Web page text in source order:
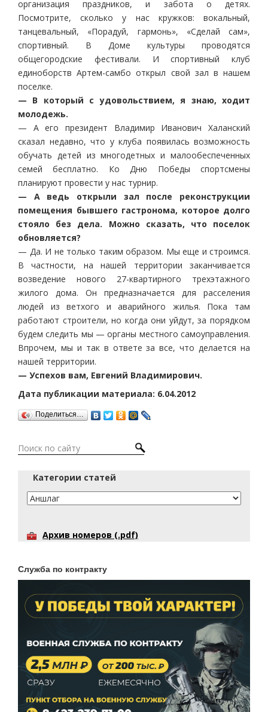
организация праздников, и забота о детях.
Посмотрите, сколько у нас кружков: вокальный,
танцевальный, «Порадуй, гармонь», «Сделай сам»,
спортивный. В Доме культуры проводятся
общегородские фестивали. И спортивный клуб
единоборств Артем-самбо открыл свой зал в нашем
поселке.
— В который с удовольствием, я знаю, ходит
молодежь.
— А его президент Владимир Иванович Халанский
сказал недавно, что у клуба появилась возможность
обучать детей из многодетных и малообеспеченных
семей бесплатно. Ко Дню Победы спортсмены
планируют провести у нас турнир.
— А ведь открыли зал после реконструкции
помещения бывшего гастронома, которое долго
стояло без дела. Можно сказать, что поселок
обновляется?
— Да. И не только таким образом. Мы еще и строимся.
В частности, на нашей территории заканчивается
возведение нового 27-квартирного трехэтажного
жилого дома. Он предназначается для расселения
людей из ветхого и аварийного жилья. Пока там
работают строители, но когда они уйдут, за порядком
будем следить мы — органы местного самоуправления.
Впрочем, мы и так в ответе за все, что делается на
нашей территории.
— Успехов вам, Евгений Владимирович.
Дата публикации материала: 6.04.2012
Поделиться…
Категории статей
Архив номеров (.pdf)
Служба по контракту